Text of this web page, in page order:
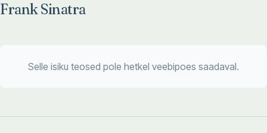
Frank Sinatra
Selle isiku teosed pole hetkel veebipoes saadaval.